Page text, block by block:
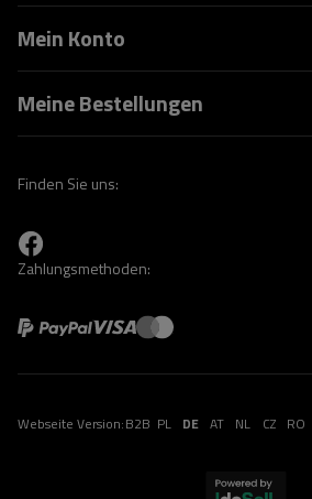
Mein Konto
Meine Bestellungen
Finden Sie uns:
Zahlungsmethoden:
Webseite Version:B2B PL DE AT NL CZ RO